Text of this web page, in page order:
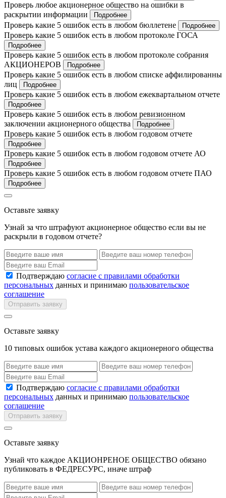
Проверь любое акционерное общество на ошибки в
раскрытии информации
Подробнее
Проверь какие 5 ошибок есть в любом бюллетене Подробнее
Проверь какие 5 ошибок есть в любом протоколе ГОСА
Подробнее
Проверь какие 5 ошибок есть в любом протоколе собрания
АКЦИОНЕРОВ
Подробнее
Проверь какие 5 ошибок есть в любом списке аффилированны
лиц
Подробнее
Проверь какие 5 ошибок есть в любом ежеквартальном отчете
Подробнее
Проверь какие 5 ошибок есть в любом ревизионном
заключении акционерного общества
Подробнее
Проверь какие 5 ошибок есть в любом годовом отчете
Подробнее
Проверь какие 5 ошибок есть в любом годовом отчете АО
Подробнее
Проверь какие 5 ошибок есть в любом годовом отчете ПАО
Подробнее
Оставьте заявку
Узнай за что штрафуют акционерное общество если вы не
раскрыли в годовом отчете?
Подтверждаю согласие с правилами обработки
персональных данных и принимаю пользовательское
соглашение
Отправить заявку
Оставьте заявку
10 типовых ошибок устава каждого акционерного общества
Подтверждаю согласие с правилами обработки
персональных данных и принимаю пользовательское
соглашение
Отправить заявку
Оставьте заявку
Узнай что каждое АКЦИОНРЕНОЕ ОБЩЕСТВО обязано
публиковать в ФЕДРЕСУРС, иначе штраф